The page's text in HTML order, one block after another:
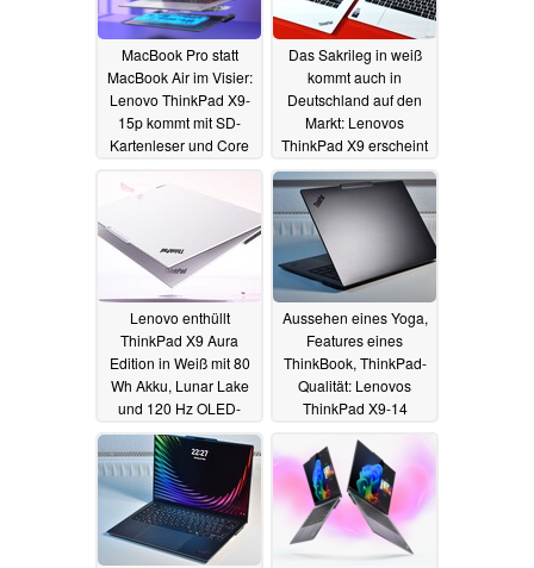
MacBook Pro statt
MacBook Air im Visier:
Lenovo ThinkPad X9-
15p kommt mit SD-
Kartenleser und Core
07.01.2026
Das Sakrileg in weiß
kommt auch in
Deutschland auf den
Markt: Lenovos
ThinkPad X9 erscheint
in neuer Farbe
05.09.2025
Lenovo enthüllt
ThinkPad X9 Aura
Edition in Weiß mit 80
Wh Akku, Lunar Lake
und 120 Hz OLED-
Touchscreen14.07.2025
Aussehen eines Yoga,
Features eines
ThinkBook, ThinkPad-
Qualität: Lenovos
ThinkPad X9-14
bewegt sich zwischen
den Welten31.03.2025